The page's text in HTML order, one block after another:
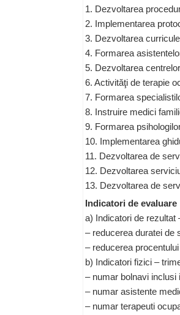
1. Dezvoltarea
2. Implementarea
3. Dezvoltarea
4. Formarea
5. Dezvoltarea
6. Activităţi de terapie
7. Formarea
8. Instruire medici
9. Formarea
10. Implementarea
11. Dezvoltarea de
12. Dezvoltarea
13. Dezvoltarea de
Indicatori de evaluare
a) Indicatori de rezultat
– reducerea duratei de
– reducerea
b) Indicatori fizici –
– numar bolnavi inclusi
– numar asistente
– numar terapeuti